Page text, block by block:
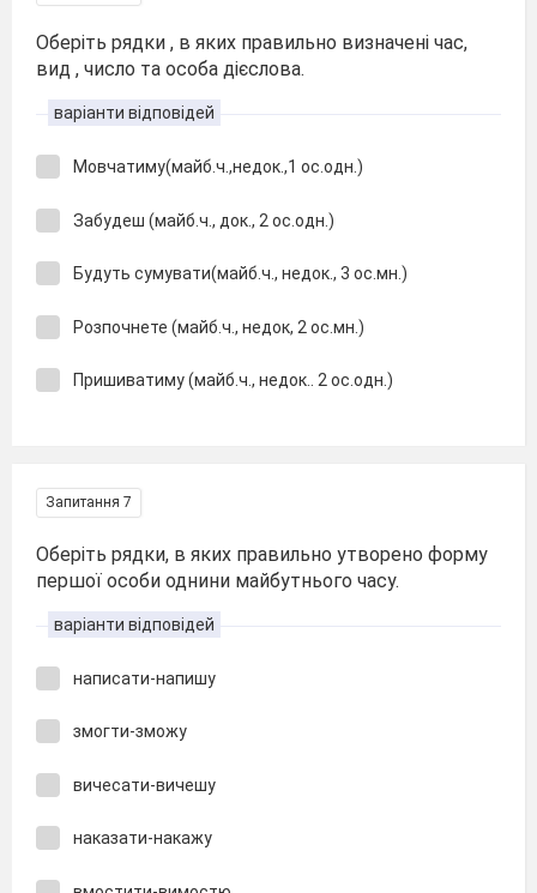
Оберіть рядки , в яких правильно визначені час,
вид , число та особа дієслова.
варіанти відповідей
Мовчатиму(майб.ч.,недок.,1 ос.одн.)
Забудеш (майб.ч., док., 2 ос.одн.)
Будуть сумувати(майб.ч., недок., 3 ос.мн.)
Розпочнете (майб.ч., недок, 2 ос.мн.)
Пришиватиму (майб.ч., недок.. 2 ос.одн.)
Запитання 7
Оберіть рядки, в яких правильно утворено форму
першої особи однини майбутнього часу.
варіанти відповідей
написати-напишу
змогти-зможу
вичесати-вичешу
наказати-накажу